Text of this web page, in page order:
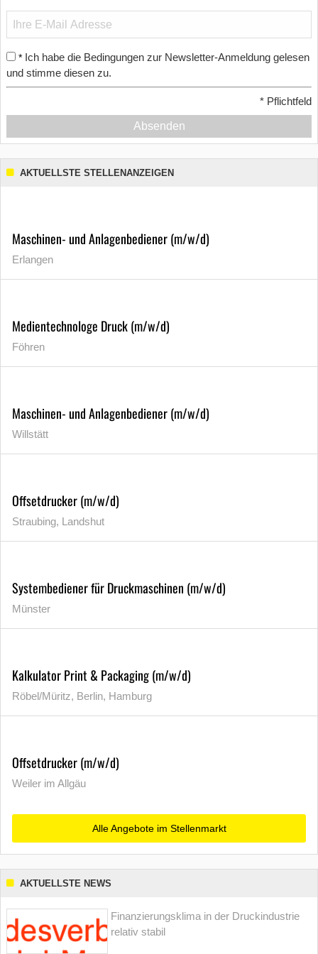
* Ich habe die Bedingungen zur Newsletter-Anmeldung gelesen
und stimme diesen zu.
* Pflichtfeld
Absenden
AKTUELLSTE STELLENANZEIGEN
Maschinen- und Anlagenbediener (m/w/d)
Erlangen
Medientechnologe Druck (m/w/d)
Föhren
Maschinen- und Anlagenbediener (m/w/d)
Willstätt
Offsetdrucker (m/w/d)
Straubing, Landshut
Systembediener für Druckmaschinen (m/w/d)
Münster
Kalkulator Print & Packaging (m/w/d)
Röbel/Müritz, Berlin, Hamburg
Offsetdrucker (m/w/d)
Weiler im Allgäu
Alle Angebote im Stellenmarkt
AKTUELLSTE NEWS
Finanzierungsklima in der Druckindustrie
relativ stabil